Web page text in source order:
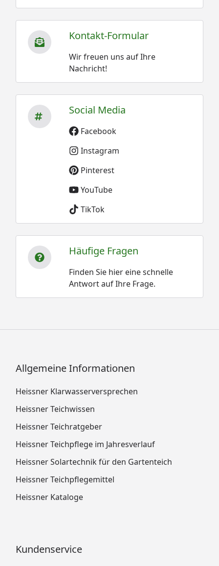
Kontakt-Formular
Wir freuen uns auf Ihre
Nachricht!
Social Media
Facebook
Instagram
Pinterest
YouTube
TikTok
Häufige Fragen
Finden Sie hier eine schnelle
Antwort auf Ihre Frage.
Allgemeine Informationen
Heissner Klarwasserversprechen
Heissner Teichwissen
Heissner Teichratgeber
Heissner Teichpflege im Jahresverlauf
Heissner Solartechnik für den Gartenteich
Heissner Teichpflegemittel
Heissner Kataloge
Kundenservice